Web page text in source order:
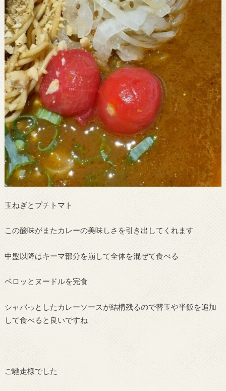
玉ねぎとプチトマト
この酸味がまたカレーの美味しさを引き出してくれます
中盤以降はキーマ部分を崩して全体を混ぜて食べる
ペロッとヌードルを完食
シャバっとしたカレーソースが結構残るので替玉や半飯を追加
して食べると良いですね
ご馳走様でした